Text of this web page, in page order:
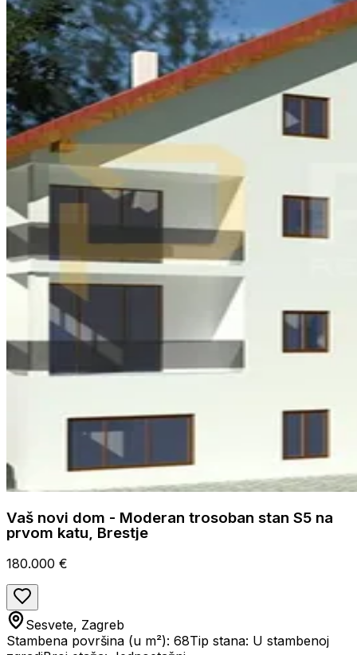
Vaš novi dom - Moderan trosoban stan S5 na
prvom katu, Brestje
180.000 €
Sesvete, Zagreb
Stambena površina (u m²): 68Tip stana: U stambenoj